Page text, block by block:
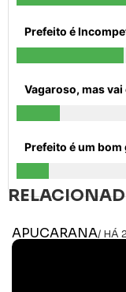
Prefeito é
Vagaroso, mas
Prefeito é um
APUCARANA/ HÁ